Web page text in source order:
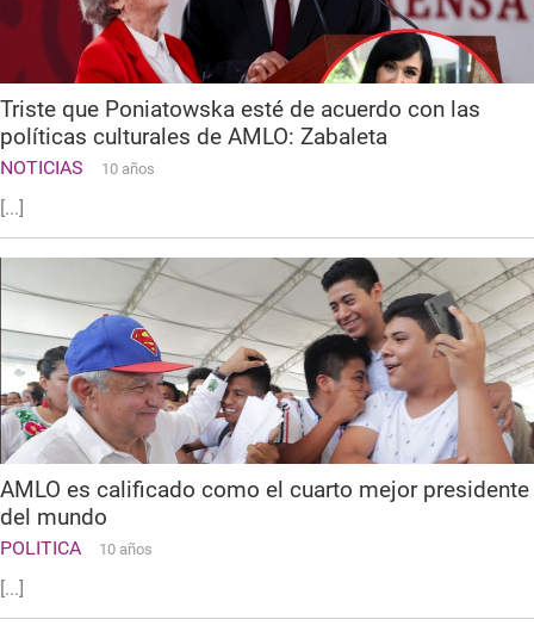
Triste que Poniatowska esté de acuerdo con las
políticas culturales de AMLO: Zabaleta
NOTICIAS 10 años
[...]
AMLO es calificado como el cuarto mejor presidente
del mundo
POLITICA 10 años
[...]